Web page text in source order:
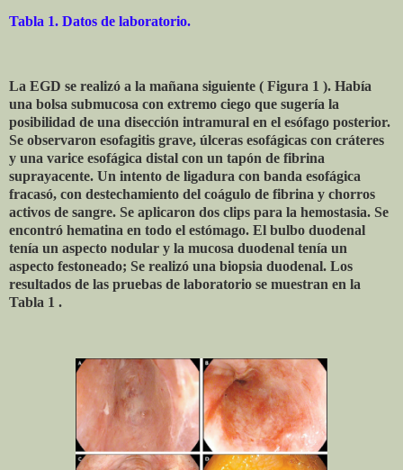
Tabla 1. Datos de laboratorio.
La EGD se realizó a la mañana siguiente ( Figura 1 ). Había
una bolsa submucosa con extremo ciego que sugería la
posibilidad de una disección intramural en el esófago posterior.
Se observaron esofagitis grave, úlceras esofágicas con cráteres
y una varice esofágica distal con un tapón de fibrina
suprayacente. Un intento de ligadura con banda esofágica
fracasó, con destechamiento del coágulo de fibrina y chorros
activos de sangre. Se aplicaron dos clips para la hemostasia. Se
encontró hematina en todo el estómago. El bulbo duodenal
tenía un aspecto nodular y la mucosa duodenal tenía un
aspecto festoneado; Se realizó una biopsia duodenal. Los
resultados de las pruebas de laboratorio se muestran en la
Tabla 1 .